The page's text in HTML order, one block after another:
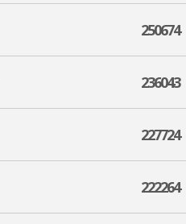
250674
236043
227724
222264